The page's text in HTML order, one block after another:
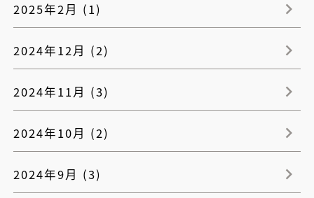
2025年2月 (1)
2024年12月 (2)
2024年11月 (3)
2024年10月 (2)
2024年9月 (3)